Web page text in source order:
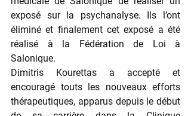
exposé sur la psychanalyse. Ils l’ont
éliminé et finalement cet exposé a été
réalisé à la Fédération de Loi à
Salonique.
Dimitris Kourettas a accepté et
encouragé touts les nouveaux efforts
thérapeutiques, apparus depuis le début